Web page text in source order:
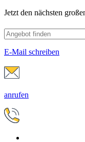
Jetzt den nächsten
E-Mail schreiben
anrufen